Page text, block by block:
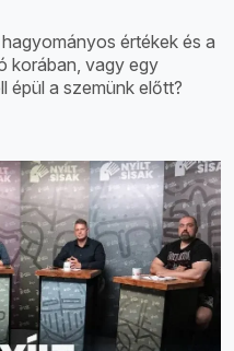
értékek és a
korában, vagy egy
épül a szemünk előtt?